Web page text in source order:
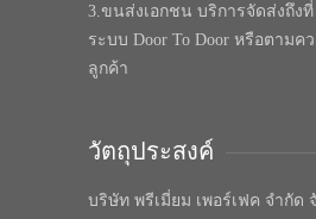
3.ขนส่งเอกชน บริการจัดส่งถึง
ระบบ Door To Door หรือตามค
ลูกค้า
วัตถุประสงค์
บริษัท พรีเมี่ยม เพอร์เฟค จำกัด